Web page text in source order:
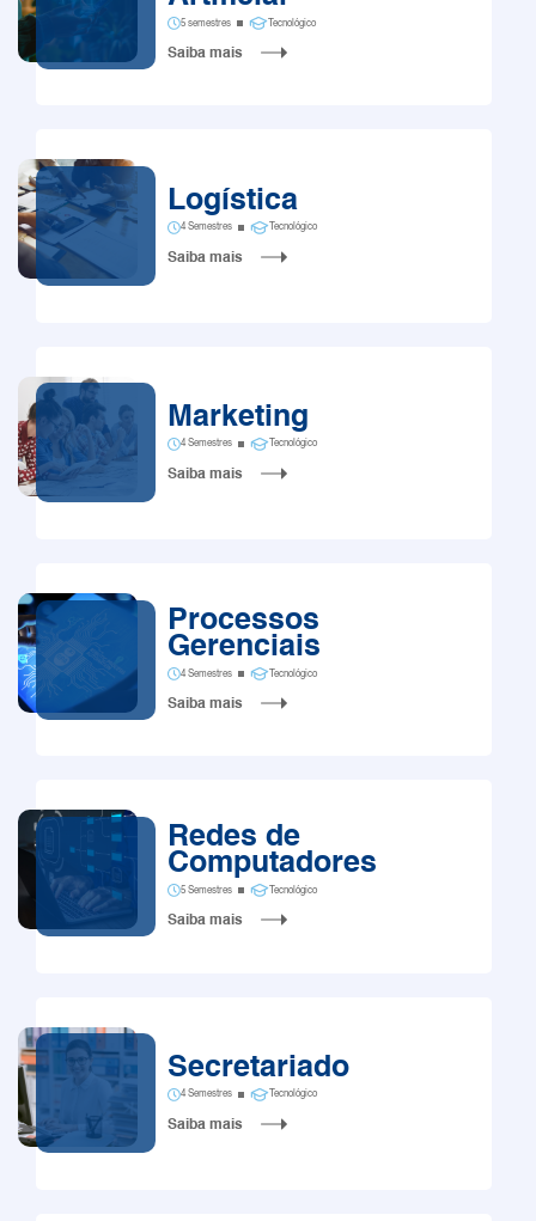
5 semestres Tecnológico
Saiba mais
Logística
4 Semestres Tecnológico
Saiba mais
Marketing
4 Semestres Tecnológico
Saiba mais
Processos
Gerenciais
4 Semestres Tecnológico
Saiba mais
Redes de
Computadores
5 Semestres Tecnológico
Saiba mais
Secretariado
4 Semestres Tecnológico
Saiba mais